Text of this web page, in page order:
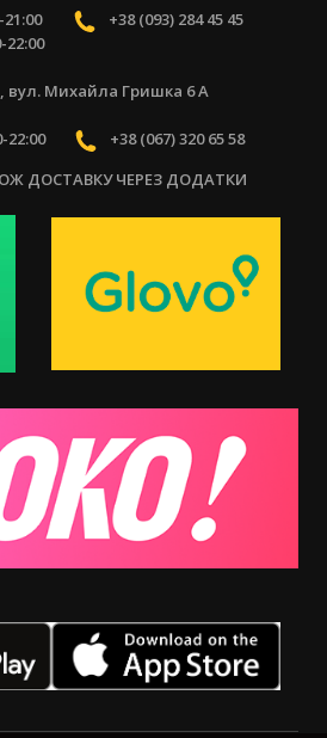
+38 (093) 284 45 45
вул. Михайла Гришка 6 А
22:00
+38 (067) 320 65 58
ДОСТАВКУ ЧЕРЕЗ ДОДАТКИ